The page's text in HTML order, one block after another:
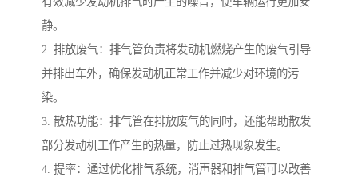
静。
2. 排放废气：排气管负责将发动机燃烧产生的废气引导
并排出车外，确保发动机正常工作并减少对环境的污
染。
3. 散热功能：排气管在排放废气的同时，还能帮助散发
部分发动机工作产生的热量，防止过热现象发生。
4. 提率：通过优化排气系统，消声器和排气管可以改善